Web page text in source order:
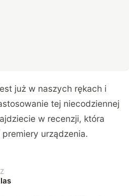
już w naszych rękach i
tej niecodziennej
w recenzji, która
urządzenia.